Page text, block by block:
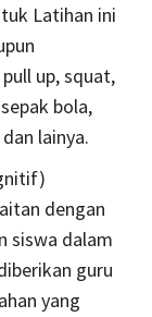
Latihan ini
up, squat,
bola,
lainya.
dengan
siswa dalam
guru
yang